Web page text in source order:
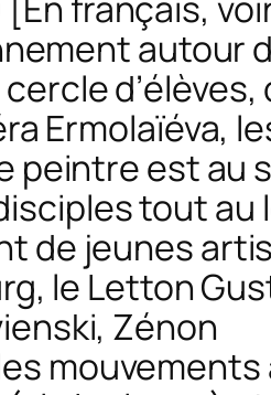
autour
d’élèves,
Ermolaïéva,
peintre est au
tout au
de jeunes
le Letton
Zénon